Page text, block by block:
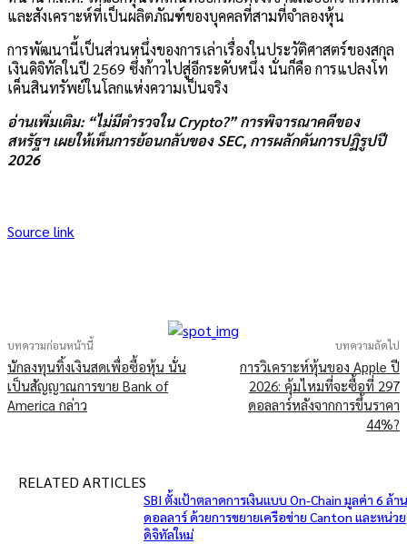
และสังเคราะห์ที่เป็นผลิตภัณฑ์ของบุคคลที่สามที่จำลองหุ้น
การพัฒนานี้เป็นส่วนหนึ่งของการเล่าเรื่องในประวัติศาสตร์ของสกุล
เงินดิจิทัลในปี 2569 ซึ่งก้าวไปสู่อีกระดับหนึ่ง นั่นก็คือ การแปลงโท
เค็นสินทรัพย์ในโลกแห่งความเป็นจริง
อ่านเพิ่มเติม: “ไม่มีตำรวจใน Crypto?” การพิจารณาคดีของ
สหรัฐฯ เผยให้เห็นการย้อนกลับของ SEC, การผลักดันการปฏิรูปปี
2026
Source link
บทความก่อนหน้านี้
นักลงทุนทิ้งเงินสดเพื่อซื้อหุ้น นั่น
เป็นสัญญาณการขาย Bank of
America กล่าว
บทความถัดไป
การวิเคราะห์หุ้นของ Apple ปี
2026: คุ้มไหมที่จะซื้อที่ 297
ดอลลาร์หลังจากการขึ้นราคา
44%?
RELATED ARTICLES
SBI ตั้งเป้าตลาดการเงินแบบ On-Chain มูลค่า 6 ล้า
ดอลลาร์ ด้วยการขยายเครือข่าย Canton และหน่วย
ดิจิทัลใหม่